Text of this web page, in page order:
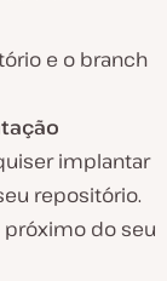
e o branch
implantar
repositório.
do seu